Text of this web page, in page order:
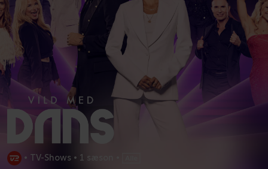
• TV-Shows • 1 sæson